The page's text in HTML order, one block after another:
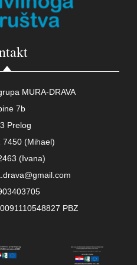
MURA-DRAVA
7b
Prelog
7450 (Mihael)
(Ivana)
PBZ